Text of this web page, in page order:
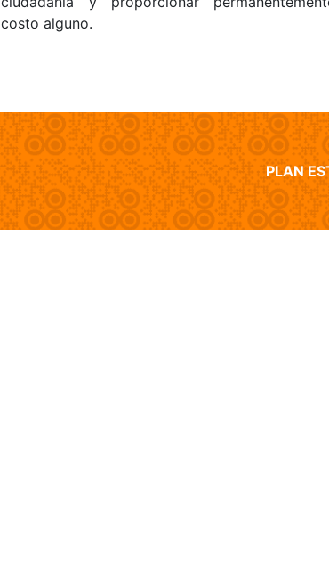
costo alguno.
PLAN